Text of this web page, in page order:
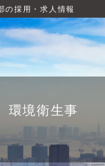
採用・求人情報
境衛生事